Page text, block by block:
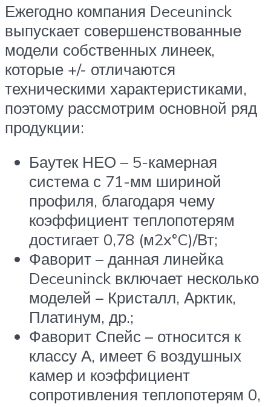
Ежегодно компания Deceuninck
выпускает совершенствованные
модели собственных линеек,
которые +/- отличаются
техническими характеристиками,
поэтому рассмотрим основной ряд
продукции:
Баутек НЕО – 5-камерная
система с 71-мм шириной
профиля, благодаря чему
коэффициент теплопотерям
достигает 0,78 (м2x°C)/Вт;
Фаворит – данная линейка
Deceuninck включает несколько
моделей – Кристалл, Арктик,
Платинум, др.;
Фаворит Спейс – относится к
классу А, имеет 6 воздушных
камер и коэффициент
сопротивления теплопотерям 0,